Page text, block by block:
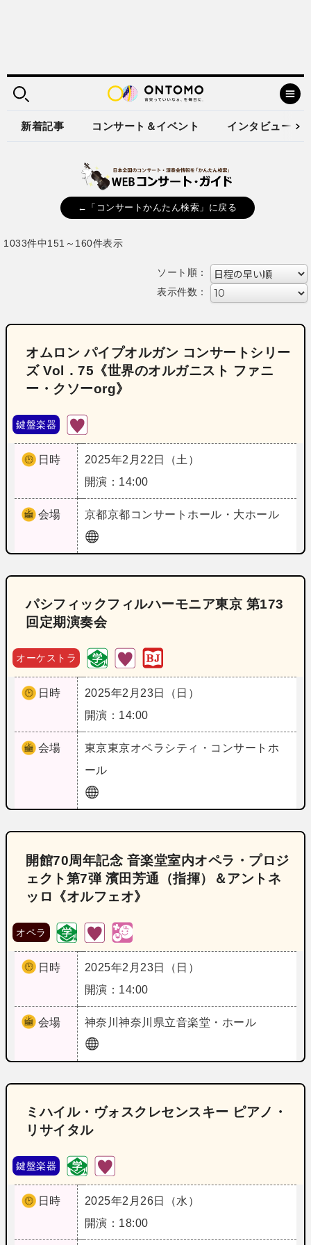
新着記事 コンサート＆イベント インタビュー
←「コンサートかんたん検索」に戻る
1033件中151～160件表示
ソート順：
表示件数：
オムロン パイプオルガン コンサートシリー
ズ Vol．75《世界のオルガニスト ファニ
ー・クソーorg》
鍵盤楽器
日時
2025年2月22日（土）
開演：14:00
会場 京都京都コンサートホール・大ホール
パシフィックフィルハーモニア東京 第173
回定期演奏会
オーケストラ
日時
2025年2月23日（日）
開演：14:00
会場 東京東京オペラシティ・コンサートホ
ール
開館70周年記念 音楽堂室内オペラ・プロジ
ェクト第7弾 濱田芳通（指揮）＆アントネ
ッロ《オルフェオ》
オペラ
日時
2025年2月23日（日）
開演：14:00
会場 神奈川神奈川県立音楽堂・ホール
ミハイル・ヴォスクレセンスキー ピアノ・
リサイタル
鍵盤楽器
日時
2025年2月26日（水）
開演：18:00